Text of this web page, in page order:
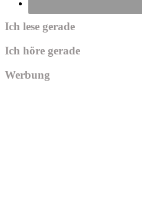
Ich lese gerade
Ich höre gerade
Werbung